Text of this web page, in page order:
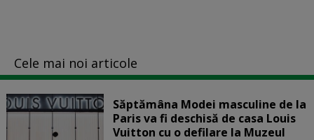
Cele mai noi articole
Săptămâna Modei masculine de la
Paris va fi deschisă de casa Louis
Vuitton cu o defilare la Muzeul